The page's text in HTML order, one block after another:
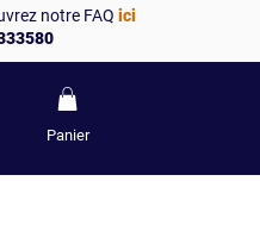
notre FAQici
Panier